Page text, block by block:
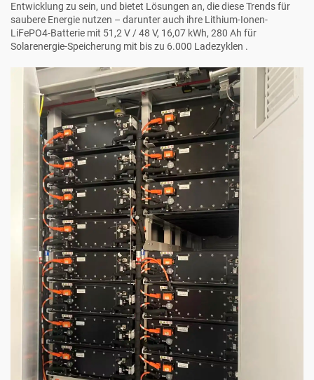
Entwicklung zu sein, und bietet Lösungen an, die diese Trends für
saubere Energie nutzen – darunter auch ihre Lithium-Ionen-
LiFePO4-Batterie mit 51,2 V / 48 V, 16,07 kWh, 280 Ah für
Solarenergie-Speicherung mit bis zu 6.000 Ladezyklen .